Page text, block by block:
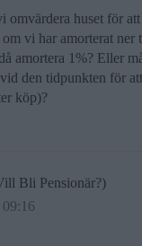
omvärdera huset för
vi har amorterat ner
amortera 1%? Eller
den tidpunkten för
köp)?
Bli Pensionär?)